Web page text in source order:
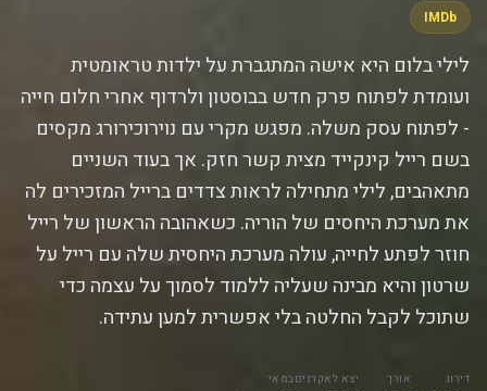
IMDb
לילי בלום היא אישה המתגברת על ילדות טראומטית
ועומדת לפתוח פרק חדש בבוסטון ולרדוף אחרי חלום חייה
- לפתוח עסק משלה. מפגש מקרי עם נוירוכירורג מקסים
בשם רייל קינקייד מצית קשר חזק. אך בעוד השניים
מתאהבים, לילי מתחילה לראות צדדים ברייל המזכירים לה
את מערכת היחסים של הוריה. כשאהובה הראשון של רייל
חוזר לפתע לחייה, עולה מערכת היחסית שלה עם רייל על
שרטון והיא מבינה שעליה ללמוד לסמוך על עצמה כדי
שתוכל לקבל החלטה בלי אפשרית למען עתידה.
דירוג אורך יצא לאקרניםבמאי